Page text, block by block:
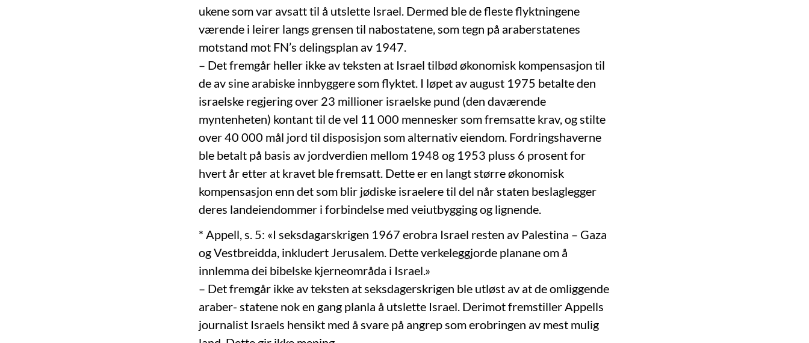
ukene som var avsatt til å utslette Israel. Dermed ble de fleste flyktningene
værende i leirer langs grensen til nabostatene, som tegn på araberstatenes
motstand mot FN’s delingsplan av 1947.
– Det fremgår heller ikke av teksten at Israel tilbød økonomisk kompensasjon til
de av sine arabiske innbyggere som flyktet. I løpet av august 1975 betalte den
israelske regjering over 23 millioner israelske pund (den daværende
myntenheten) kontant til de vel 11 000 mennesker som fremsatte krav, og stilte
over 40 000 mål jord til disposisjon som alternativ eiendom. Fordringshaverne
ble betalt på basis av jordverdien mellom 1948 og 1953 pluss 6 prosent for
hvert år etter at kravet ble fremsatt. Dette er en langt større økonomisk
kompensasjon enn det som blir jødiske israelere til del når staten beslaglegger
deres landeiendommer i forbindelse med veiutbygging og lignende.
* Appell, s. 5: «I seksdagarskrigen 1967 erobra Israel resten av Palestina – Gaza
og Vestbreidda, inkludert Jerusalem. Dette verkeleggjorde planane om å
innlemma dei bibelske kjerneområda i Israel.»
– Det fremgår ikke av teksten at seksdagerskrigen ble utløst av at de omliggende
araber- statene nok en gang planla å utslette Israel. Derimot fremstiller Appells
journalist Israels hensikt med å svare på angrep som erobringen av mest mulig